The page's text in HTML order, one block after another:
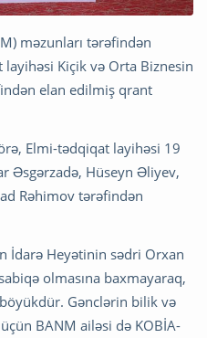
məzunları tərəfindən
layihəsi Kiçik və Orta Biznesin
elan edilmiş qrant
Elmi-tədqiqat layihəsi 19
Əsgərzadə, Hüseyn Əliyev,
Rəhimov tərəfindən
İdarə Heyətinin sədri Orxan
olmasına baxmayaraq,
Gənclərin bilik və
BANM ailəsi də KOBİA-